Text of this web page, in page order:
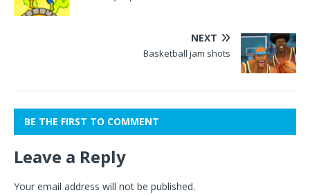
NEXT
Basketball jam shots
BE THE FIRST TO COMMENT
Leave a Reply
Your email address will not be published.